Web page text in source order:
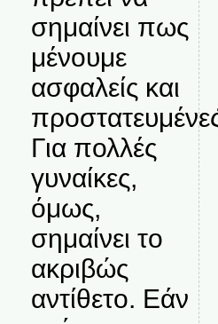
σημαίνει πως
μένουμε
ασφαλείς και
Για πολλές
γυναίκες,
όμως,
σημαίνει το
ακριβώς
αντίθετο. Εάν